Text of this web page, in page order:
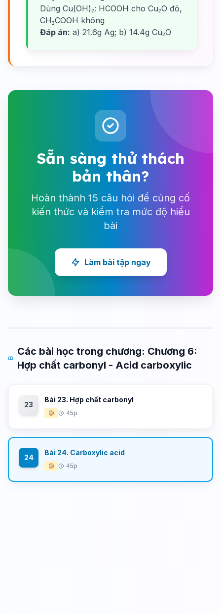
Dùng Cu(OH)₂: HCOOH cho Cu₂O đỏ,
CH₃COOH không
Đáp án: a) 21.6g Ag; b) 14.4g Cu₂O
Sẵn sàng thử thách
bản thân?
Hoàn thành 15 câu hỏi để củng cố
kiến thức và kiểm tra mức độ hiểu
bài
Làm bài tập ngay
Các bài học trong chương: Chương 6:
Hợp chất carbonyl - Acid carboxylic
23
Bài 23. Hợp chất carbonyl
🟡 45p
24
Bài 24. Carboxylic acid
🟡 45p